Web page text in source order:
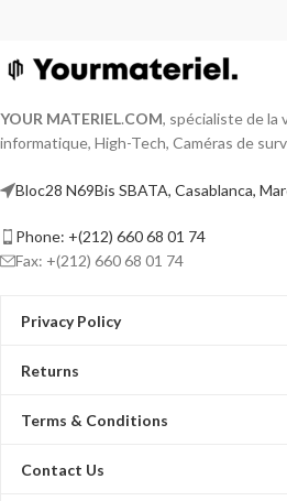
YOUR MATERIEL.COM, spécialiste de
informatique, High-Tech, Caméras de
Bloc28 N69Bis SBATA, Casablanca,
Phone: +(212) 660 68 01 74
Fax: +(212) 660 68 01 74
Privacy Policy
Returns
Terms & Conditions
Contact Us